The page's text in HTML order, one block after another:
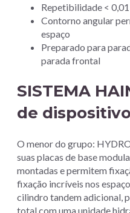
Repetibilidade <
Contorno angular
espaço
Preparado para
parada frontal
SISTEMA
de
O menor do grupo:
suas placas de base
montadas e permitem
fixação incríveis nos
cilindro tandem adicional,
total com uma unidade